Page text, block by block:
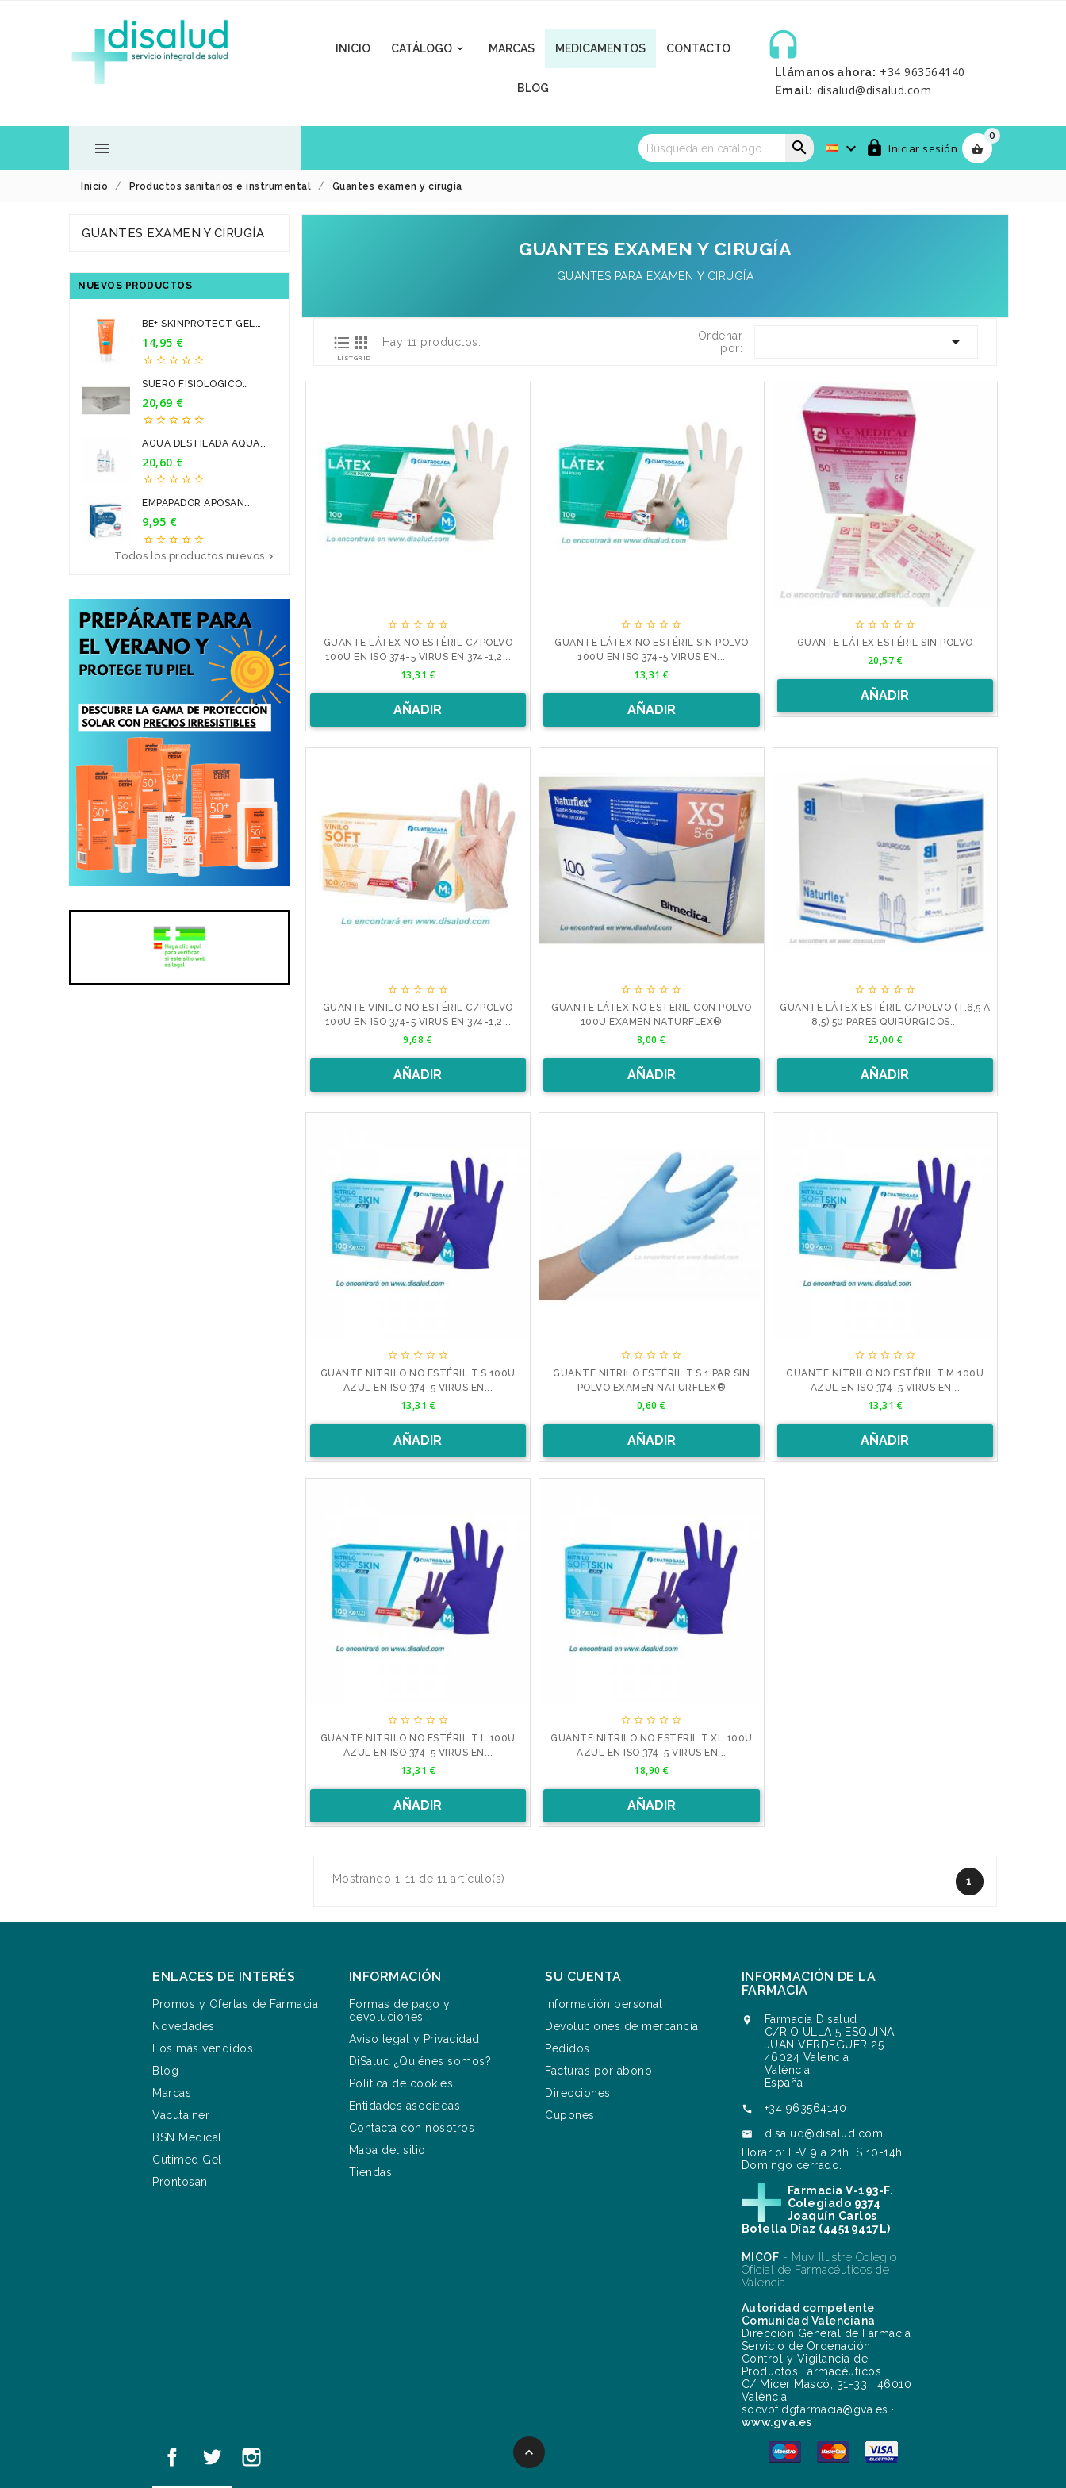
INICIO 
CATÁLOGO MARCAS MEDICAMENTOS CONTACTO
BLOG

Llámanos ahora: +34 963564140
Email: disalud@disalud.com

TODOS LOS
DEPARTAMENTOS

0
 Iniciar sesión


Inicio Productos sanitarios e instrumental Guantes examen y cirugía
GUANTES EXAMEN Y CIRUGÍA
NUEVOS PRODUCTOS
BE+ SKINPROTECT GEL
CREMA...
Precio
14,95 €
    
SUERO FISIOLOGICO
Precio
20,69 €
    
AGUA DESTILADA AQUA
PARA...
Precio
20,60 €
    
EMPAPADOR APOSAN
60*90CM 20U
Precio
9,95 €
    
Todos los productos nuevos 
GUANTES EXAMEN Y CIRUGÍA
GUANTES PARA EXAMEN Y CIRUGÍA

LIST

GRID
Hay 11 productos.
Ordenar
por:

    
GUANTE LÁTEX NO ESTÉRIL C/POLVO
100U EN ISO 374-5 VIRUS EN 374-1,2...
Precio
13,31 €
AÑADIR
    
GUANTE LÁTEX NO ESTÉRIL SIN POLVO
100U EN ISO 374-5 VIRUS EN...
Precio
13,31 €
AÑADIR
    
GUANTE LÁTEX ESTÉRIL SIN POLVO
Precio
20,57 €
AÑADIR
    
GUANTE VINILO NO ESTÉRIL C/POLVO
100U EN ISO 374-5 VIRUS EN 374-1,2...
Precio
9,68 €
AÑADIR
    
GUANTE LÁTEX NO ESTÉRIL CON POLVO
100U EXAMEN NATURFLEX®
Precio
8,00 €
AÑADIR
    
GUANTE LÁTEX ESTÉRIL C/POLVO (T.6,5 A
8,5) 50 PARES QUIRÚRGICOS...
Precio
25,00 €
AÑADIR
    
GUANTE NITRILO NO ESTÉRIL T.S 100U
AZUL EN ISO 374-5 VIRUS EN...
Precio
13,31 €
AÑADIR
    
GUANTE NITRILO ESTÉRIL T.S 1 PAR SIN
POLVO EXAMEN NATURFLEX®
Precio
0,60 €
AÑADIR
    
GUANTE NITRILO NO ESTÉRIL T.M 100U
AZUL EN ISO 374-5 VIRUS EN...
Precio
13,31 €
AÑADIR
    
GUANTE NITRILO NO ESTÉRIL T.L 100U
AZUL EN ISO 374-5 VIRUS EN...
Precio
13,31 €
AÑADIR
    
GUANTE NITRILO NO ESTÉRIL T.XL 100U
AZUL EN ISO 374-5 VIRUS EN...
Precio
18,90 €
AÑADIR
Mostrando 1-11 de 11 artículo(s) 1
ENLACES DE INTERÉS
Promos y Ofertas de Farmacia
Novedades
Los más vendidos
Blog
Marcas
Vacutainer
BSN Medical
Cutimed Gel
Prontosan
INFORMACIÓN
Formas de pago y
devoluciones
Aviso legal y Privacidad
DiSalud ¿Quiénes somos?
Política de cookies
Entidades asociadas
Contacta con nosotros
Mapa del sitio
Tiendas
SU CUENTA
Información personal
Devoluciones de mercancía
Pedidos
Facturas por abono
Direcciones
Cupones
INFORMACIÓN DE LA
FARMACIA

Farmacia Disalud
C/RIO ULLA 5 ESQUINA
JUAN VERDEGUER 25
46024 Valencia
València
España
 +34 963564140

disalud@disalud.com
Horario: L-V 9 a 21h. S 10-14h.
Domingo cerrado.
Farmacia V-193-F.
Colegiado 9374
Joaquín Carlos
Botella Díaz (44519417L)
MICOF - Muy Ilustre Colegio
Oficial de Farmacéuticos de
Valencia
Autoridad competente
Comunidad Valenciana
Dirección General de Farmacia
Servicio de Ordenación,
Control y Vigilancia de
Productos Farmacéuticos
C/ Micer Mascó, 31-33 · 46010
València
socvpf.dgfarmacia@gva.es ·
www.gva.es
